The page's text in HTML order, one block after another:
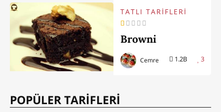
TATLI TARİFLERİ
Browni
1.2B 3
Cemre
POPÜLER TARİFLERİ